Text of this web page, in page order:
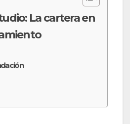
La cartera en